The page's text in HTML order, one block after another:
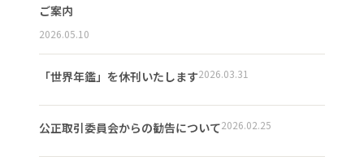
ご案内
2026.05.10
「世界年鑑」を休刊いたします2026.03.31
公正取引委員会からの勧告について2026.02.25